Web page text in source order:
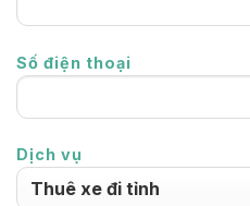
Số điện thoại
Dịch vụ